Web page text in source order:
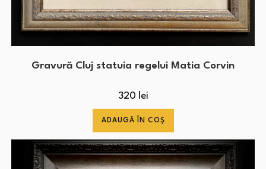
Gravură Cluj statuia regelui Matia Corvin
320 lei
ADAUGĂ ÎN COȘ